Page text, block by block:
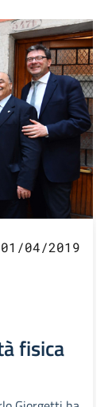
01/04/2019
fisica